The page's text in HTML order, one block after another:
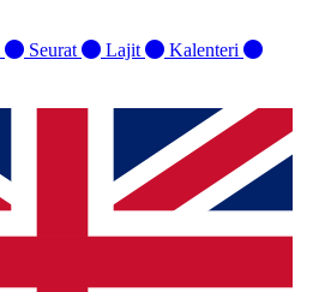
Seurat Lajit
Kalenteri